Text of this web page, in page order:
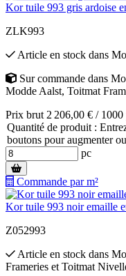
Kor tuile 993 gris ardoise
ZLK993
Article en stock dans
Sur commande dans
Modde Aalst, Toitmat
Prix brut 2 206,00 € / 1000
Quantité de produit :
boutons pour augmenter
pc
Commande par m²
Kor tuile 993 noir emaille
Z052993
Article en stock dans
Frameries et Toitmat